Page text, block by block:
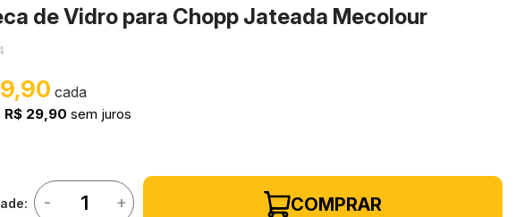
de Vidro para Chopp Jateada Mecolour
R$ 29,90 sem juros
- + COMPRAR